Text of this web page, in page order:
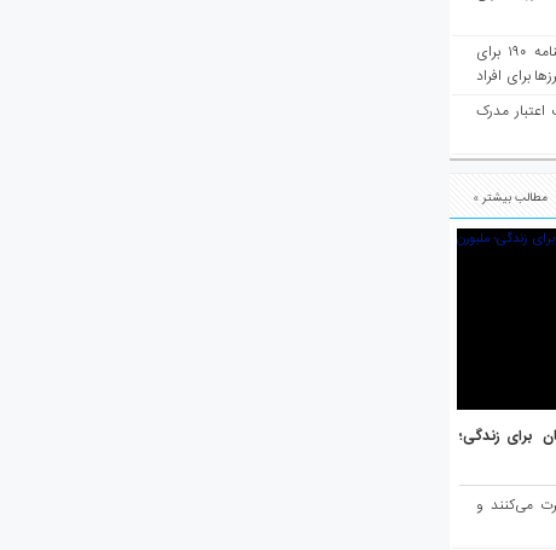
هفته‌نامه مهاجرت: صدور دعوتنامه ۱۹۰ برای
برای افراد
مدرک
مطالب بیشتر »
۱۰ شهر برتر جهان برای زندگی؛
می‌کنند و